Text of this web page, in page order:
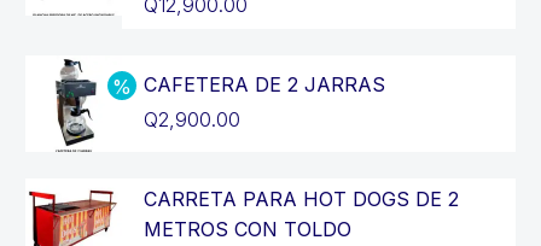
original
era:
Q12,900.00
precio
actual
CAFETERA DE 2 JARRAS
El
original
era:
Q2,900.00
precio
actual
CARRETA PARA HOT DOGS DE 2
METROS CON TOLDO